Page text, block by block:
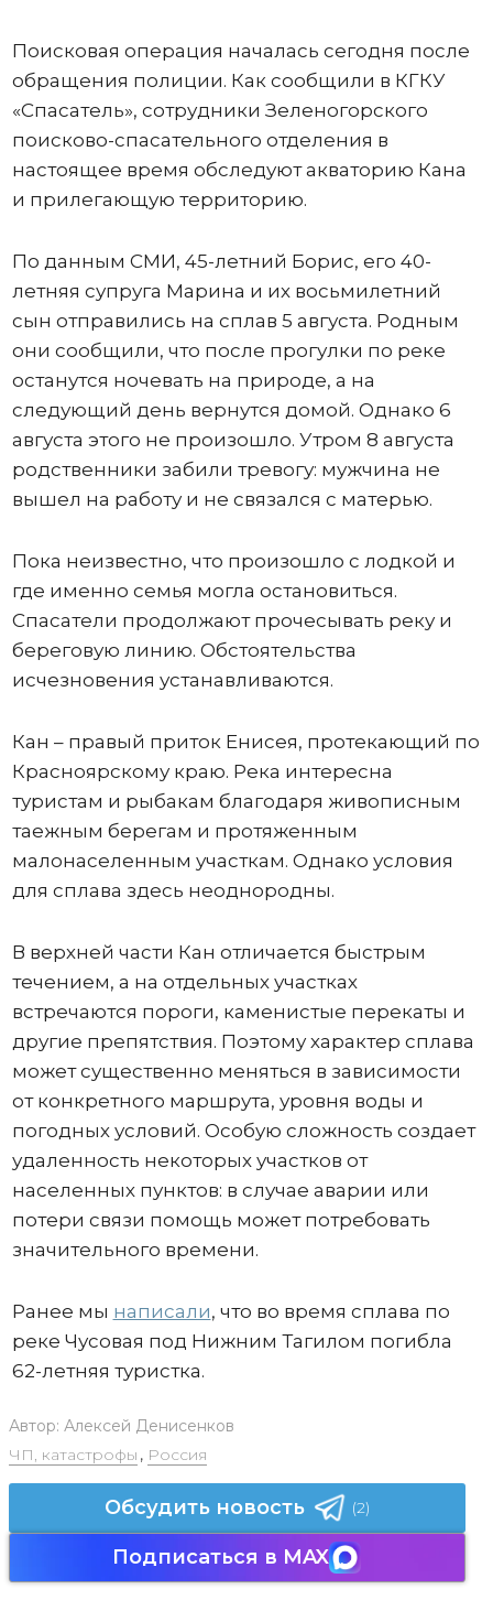
Поисковая операция началась сегодня после
обращения полиции. Как сообщили в КГКУ
«Спасатель», сотрудники Зеленогорского
поисково-спасательного отделения в
настоящее время обследуют акваторию Кана
и прилегающую территорию.
По данным СМИ, 45-летний Борис, его 40-
летняя супруга Марина и их восьмилетний
сын отправились на сплав 5 августа. Родным
они сообщили, что после прогулки по реке
останутся ночевать на природе, а на
следующий день вернутся домой. Однако 6
августа этого не произошло. Утром 8 августа
родственники забили тревогу: мужчина не
вышел на работу и не связался с матерью.
Пока неизвестно, что произошло с лодкой и
где именно семья могла остановиться.
Спасатели продолжают прочесывать реку и
береговую линию. Обстоятельства
исчезновения устанавливаются.
Кан – правый приток Енисея, протекающий по
Красноярскому краю. Река интересна
туристам и рыбакам благодаря живописным
таежным берегам и протяженным
малонаселенным участкам. Однако условия
для сплава здесь неоднородны.
В верхней части Кан отличается быстрым
течением, а на отдельных участках
встречаются пороги, каменистые перекаты и
другие препятствия. Поэтому характер сплава
может существенно меняться в зависимости
от конкретного маршрута, уровня воды и
погодных условий. Особую сложность создает
удаленность некоторых участков от
населенных пунктов: в случае аварии или
потери связи помощь может потребовать
значительного времени.
Ранее мы написали, что во время сплава по
реке Чусовая под Нижним Тагилом погибла
62-летняя туристка.
Автор: Алексей Денисенков
ЧП, катастрофы , Россия
Обсудить новость (2)
Подписаться в MAX